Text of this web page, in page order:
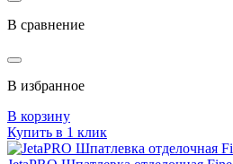
В сравнение
В избранное
В корзину
Купить в 1 клик